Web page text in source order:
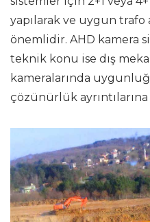
yapılarak ve uygun trafo
önemlidir. AHD kamera
teknik konu ise dış
kameralarında
çözünürlük